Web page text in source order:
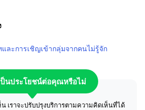
ละการเชิญเข้ากลุ่มจากคนไม่รู้จัก
นประโยชน์ต่อคุณหรือไม่
เราจะปรับปรุงบริการตามความคิดเห็นที่ได้